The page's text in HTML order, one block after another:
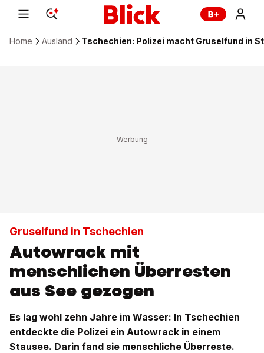
Home Ausland Tschechien: Polizei macht Gruselfund in
Gruselfund in Tschechien
Autowrack mit
menschlichen Überresten
aus See gezogen
Es lag wohl zehn Jahre im Wasser: In Tschechien
entdeckte die Polizei ein Autowrack in einem
Stausee. Darin fand sie menschliche Überreste.